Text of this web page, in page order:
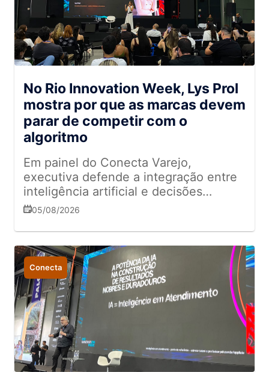
No Rio Innovation Week, Lys Prol
mostra por que as marcas devem
parar de competir com o
algoritmo
Em painel do Conecta Varejo,
executiva defende a integração entre
inteligência artificial e decisões
humanas para aumentar vendas,
impulsionar resultados
05/08/2026
Conecta